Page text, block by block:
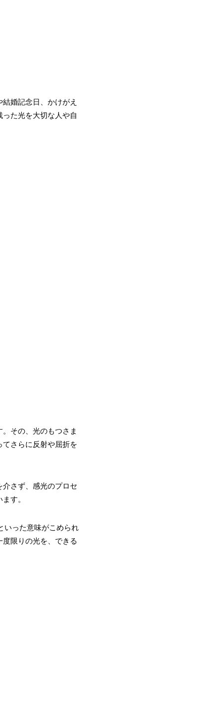
婚記念日、かけがえ
た光を大切な人や自
その、光のもつさま
さらに反射や屈折を
さず、感光のプロセ
す。
いった意味がこめられ
限りの光を、できる